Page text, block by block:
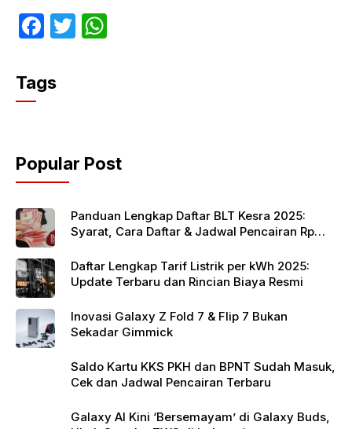
F
c
e
o
o
k
T
p
p
Tags
Popular Post
Panduan Lengkap Daftar BLT Kesra 2025:
Syarat, Cara Daftar & Jadwal Pencairan Rp
Daftar Lengkap Tarif Listrik per kWh 2025:
Update Terbaru dan Rincian Biaya Resmi
Inovasi Galaxy Z Fold 7 & Flip 7 Bukan
Sekadar Gimmick
Saldo Kartu KKS PKH dan BPNT Sudah Masuk,
Cek dan Jadwal Pencairan Terbaru
Galaxy AI Kini ‘Bersemayam’ di Galaxy Buds,